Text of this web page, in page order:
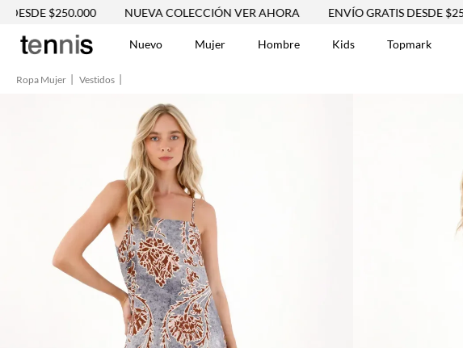
$250.000 NUEVA COLECCIÓN VER AHORA ENVÍO GRATIS DESDE $250.000
Nuevo Mujer Hombre Kids Topmark
Ropa Mujer Vestidos